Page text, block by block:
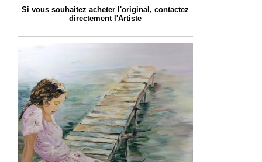
Si vous souhaitez acheter l'original, contactez
directement l'Artiste